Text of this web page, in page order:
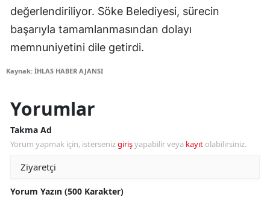
değerlendiriliyor. Söke Belediyesi, sürecin
başarıyla tamamlanmasından dolayı
memnuniyetini dile getirdi.
Kaynak: İHLAS HABER AJANSI
Yorumlar
Takma Ad
Yorum yapmak için, istersenizgirişyapabilir veya kayıt olabilirsiniz.
Yorum Yazın (500 Karakter)